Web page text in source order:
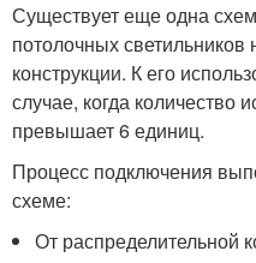
Существует еще одна
потолочных светильников
конструкции. К его
случае, когда количество
превышает 6 единиц.
Процесс подключения
схеме:
От распределительной